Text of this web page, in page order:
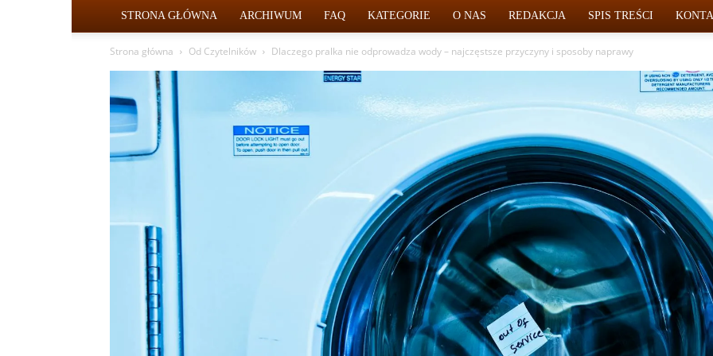
STRONA GŁÓWNA ARCHIWUM FAQ KATEGORIE O NAS REDAKCJA SPIS TREŚCI
Strona główna Od Czytelników Dlaczego pralka nie odprowadza wody – najczęstsze przyczyny i sposoby naprawy